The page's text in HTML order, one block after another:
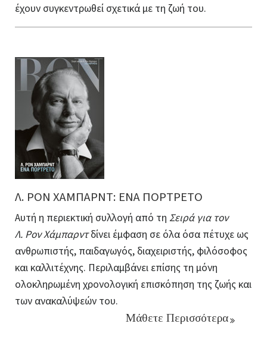
έχουν συγκεντρωθεί σχετικά με τη ζωή του.
Λ. ΡΟΝ ΧΑΜΠΑΡΝΤ: ΕΝΑ ΠΟΡΤΡΕΤΟ
Αυτή η περιεκτική συλλογή από τη Σειρά για τον
Λ. Ρον Χάμπαρντδίνει έμφαση σε όλα όσα πέτυχε ως
ανθρωπιστής, παιδαγωγός, διαχειριστής, φιλόσοφος
και καλλιτέχνης. Περιλαμβάνει επίσης τη μόνη
ολοκληρωμένη χρονολογική επισκόπηση της ζωής και
των ανακαλύψεών του.
Μάθετε Περισσότερα